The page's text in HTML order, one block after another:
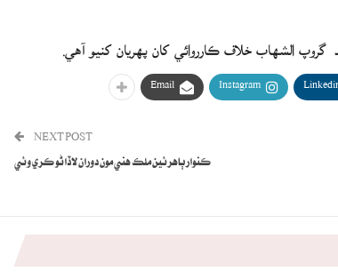
الشهاب خلاف ڪارروائي کان پهريان کنيو آهي.
Instagram
Email
NEXT POST
ڪنوار ٻاهرئين ملڪ هني مون دوران لاڏاڻو ڪري وئي